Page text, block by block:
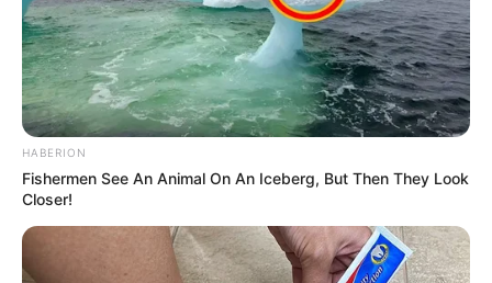
Incentivo Financeiro Adicional no
Município de Porto Rico, PR.
03:00 Incentivo Adicional,Notícia,Prefeitura
HABERION
Fishermen See An Animal On An Iceberg, But Then They Look
Closer!